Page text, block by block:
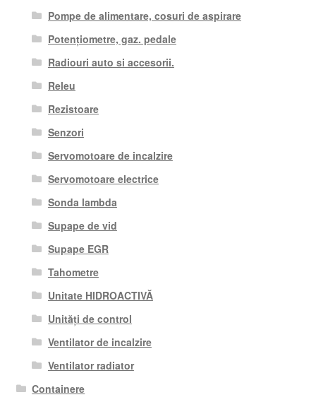
Pompe de alimentare, cosuri de aspirare
Potențiometre, gaz. pedale
Radiouri auto si accesorii.
Releu
Rezistoare
Senzori
Servomotoare de incalzire
Servomotoare electrice
Sonda lambda
Supape de vid
Supape EGR
Tahometre
Unitate HIDROACTIVĂ
Unități de control
Ventilator de incalzire
Ventilator radiator
Containere